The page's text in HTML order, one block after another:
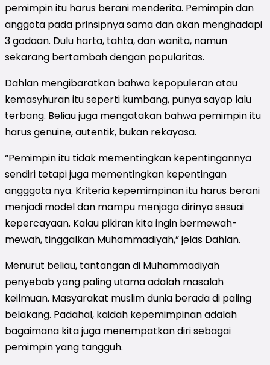
pemimpin itu harus berani menderita. Pemimpin dan
anggota pada prinsipnya sama dan akan menghadapi
3 godaan. Dulu harta, tahta, dan wanita, namun
sekarang bertambah dengan popularitas.
Dahlan mengibaratkan bahwa kepopuleran atau
kemasyhuran itu seperti kumbang, punya sayap lalu
terbang. Beliau juga mengatakan bahwa pemimpin itu
harus genuine, autentik, bukan rekayasa.
“Pemimpin itu tidak mementingkan kepentingannya
sendiri tetapi juga mementingkan kepentingan
angggota nya. Kriteria kepemimpinan itu harus berani
menjadi model dan mampu menjaga dirinya sesuai
kepercayaan. Kalau pikiran kita ingin bermewah-
mewah, tinggalkan Muhammadiyah,” jelas Dahlan.
Menurut beliau, tantangan di Muhammadiyah
penyebab yang paling utama adalah masalah
keilmuan. Masyarakat muslim dunia berada di paling
belakang. Padahal, kaidah kepemimpinan adalah
bagaimana kita juga menempatkan diri sebagai
pemimpin yang tangguh.